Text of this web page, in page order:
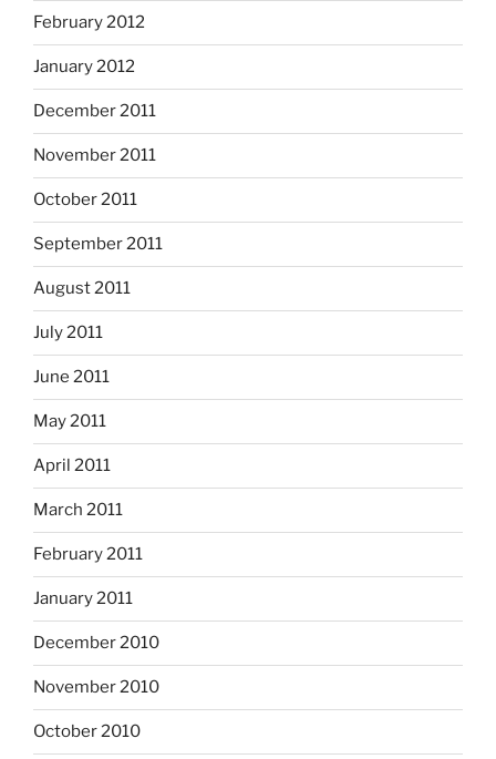
February 2012
January 2012
December 2011
November 2011
October 2011
September 2011
August 2011
July 2011
June 2011
May 2011
April 2011
March 2011
February 2011
January 2011
December 2010
November 2010
October 2010